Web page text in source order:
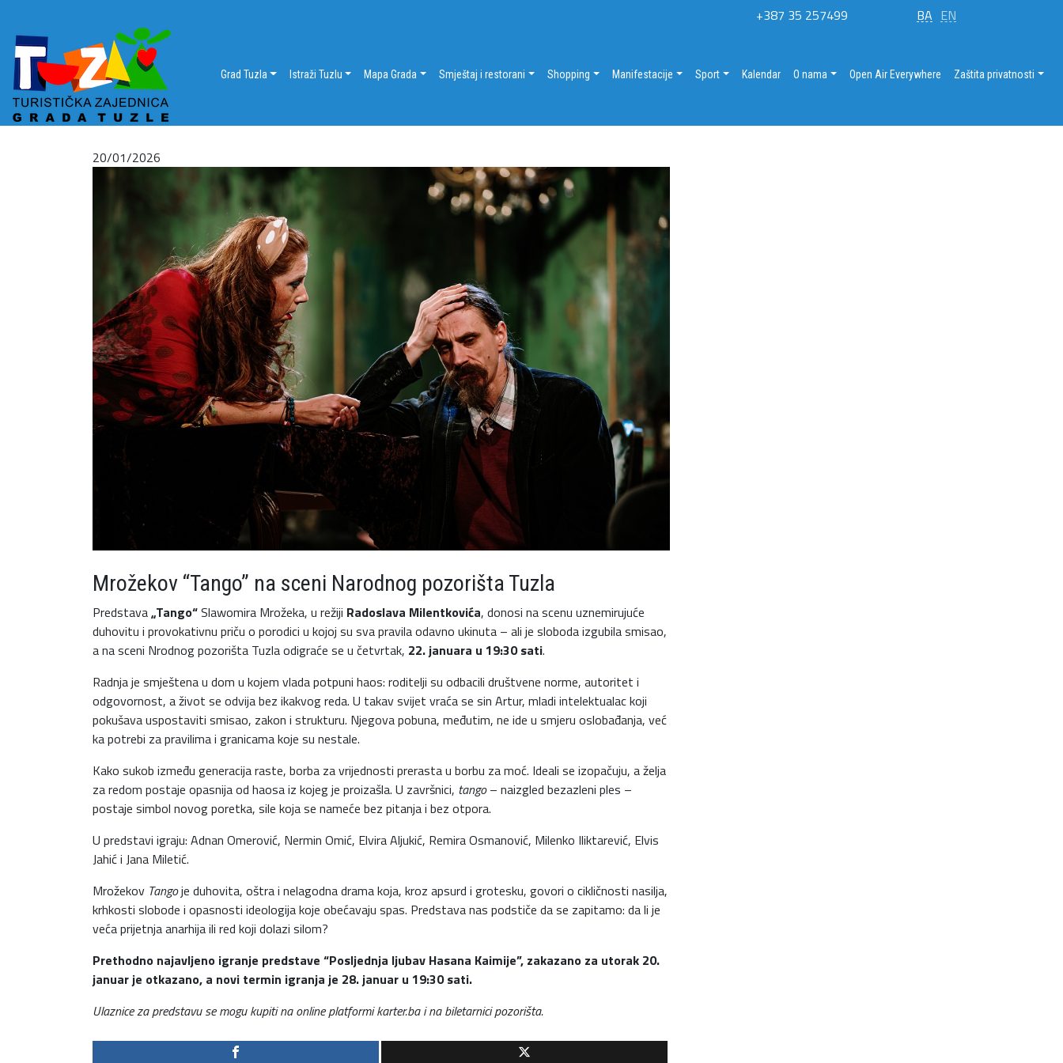
BA EN
+387 35 257499
Grad Tuzla Istraži Tuzlu Mapa Grada Smještaj i restorani Shopping Manifestacije Sport Kalendar O nama Open Air Everywhere Zaštita privatnosti
20/01/2026
Mrožekov “Tango” na sceni Narodnog pozorišta Tuzla
Predstava„Tango“Slawomira Mrožeka, u režiji Radoslava Milentkovića, donosi na scenu uznemirujuće
duhovitu i provokativnu priču o porodici u kojoj su sva pravila odavno ukinuta – ali je sloboda izgubila smisao,
a na sceni Nrodnog pozorišta Tuzla odigraće se u četvrtak, 22. januara u 19:30 sati.
Radnja je smještena u dom u kojem vlada potpuni haos: roditelji su odbacili društvene norme, autoritet i
odgovornost, a život se odvija bez ikakvog reda. U takav svijet vraća se sin Artur, mladi intelektualac koji
pokušava uspostaviti smisao, zakon i strukturu. Njegova pobuna, međutim, ne ide u smjeru oslobađanja, već
ka potrebi za pravilima i granicama koje su nestale.
Kako sukob između generacija raste, borba za vrijednosti prerasta u borbu za moć. Ideali se izopačuju, a želja
za redom postaje opasnija od haosa iz kojeg je proizašla. U završnici, tango– naizgled bezazleni ples –
postaje simbol novog poretka, sile koja se nameće bez pitanja i bez otpora.
U predstavi igraju: Adnan Omerović, Nermin Omić, Elvira Aljukić, Remira Osmanović, Milenko Iliktarević, Elvis
Jahić i Jana Miletić.
Mrožekov Tangoje duhovita, oštra i nelagodna drama koja, kroz apsurd i grotesku, govori o cikličnosti nasilja,
krhkosti slobode i opasnosti ideologija koje obećavaju spas. Predstava nas podstiče da se zapitamo: da li je
veća prijetnja anarhija ili red koji dolazi silom?
Prethodno najavljeno igranje predstave “Posljednja ljubav Hasana Kaimije”, zakazano za utorak 20.
januar je otkazano, a novi termin igranja je 28. januar u 19:30 sati.
Ulaznice za predstavu se mogu kupiti na online platformi karter.ba i na biletarnici pozorišta.